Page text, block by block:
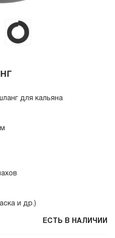
для кальяна
и др.)
ЕСТЬ В НАЛИЧИИ